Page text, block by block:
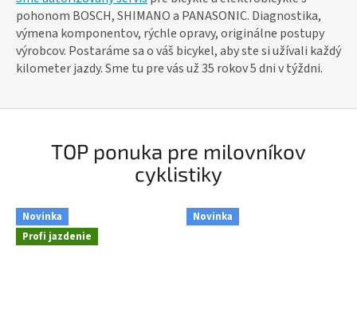
pohonom BOSCH, SHIMANO a PANASONIC. Diagnostika,
výmena komponentov, rýchle opravy, originálne postupy
výrobcov. Postaráme sa o váš bicykel, aby ste si užívali každý
kilometer jazdy. Sme tu pre vás už 35 rokov 5 dni v týždni.
TOP ponuka pre milovníkov
cyklistiky
Novinka
Profi jazdenie
Novinka